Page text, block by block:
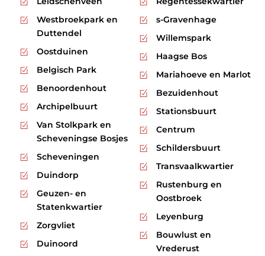
Westbroekpark en
Duttendel
Oostduinen
Belgisch Park
Benoordenhout
Archipelbuurt
Van Stolkpark en
Scheveningse Bosjes
Scheveningen
Duindorp
Geuzen- en
Statenkwartier
Zorgvliet
Duinoord
s-Gravenhage
Willemspark
Haagse Bos
Mariahoeve en Marlot
Bezuidenhout
Stationsbuurt
Centrum
Schildersbuurt
Transvaalkwartier
Rustenburg en
Oostbroek
Leyenburg
Bouwlust en
Vrederust